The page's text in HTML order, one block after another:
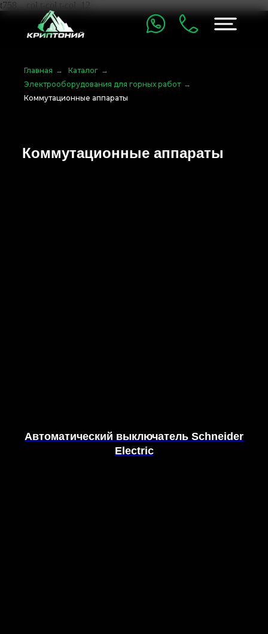
t758__col t-col t-col_12
Главная → Каталог →
Электрооборудования для горных работ →
Коммутационные аппараты
Коммутационные аппараты
Автоматический выключатель Schneider
Electric